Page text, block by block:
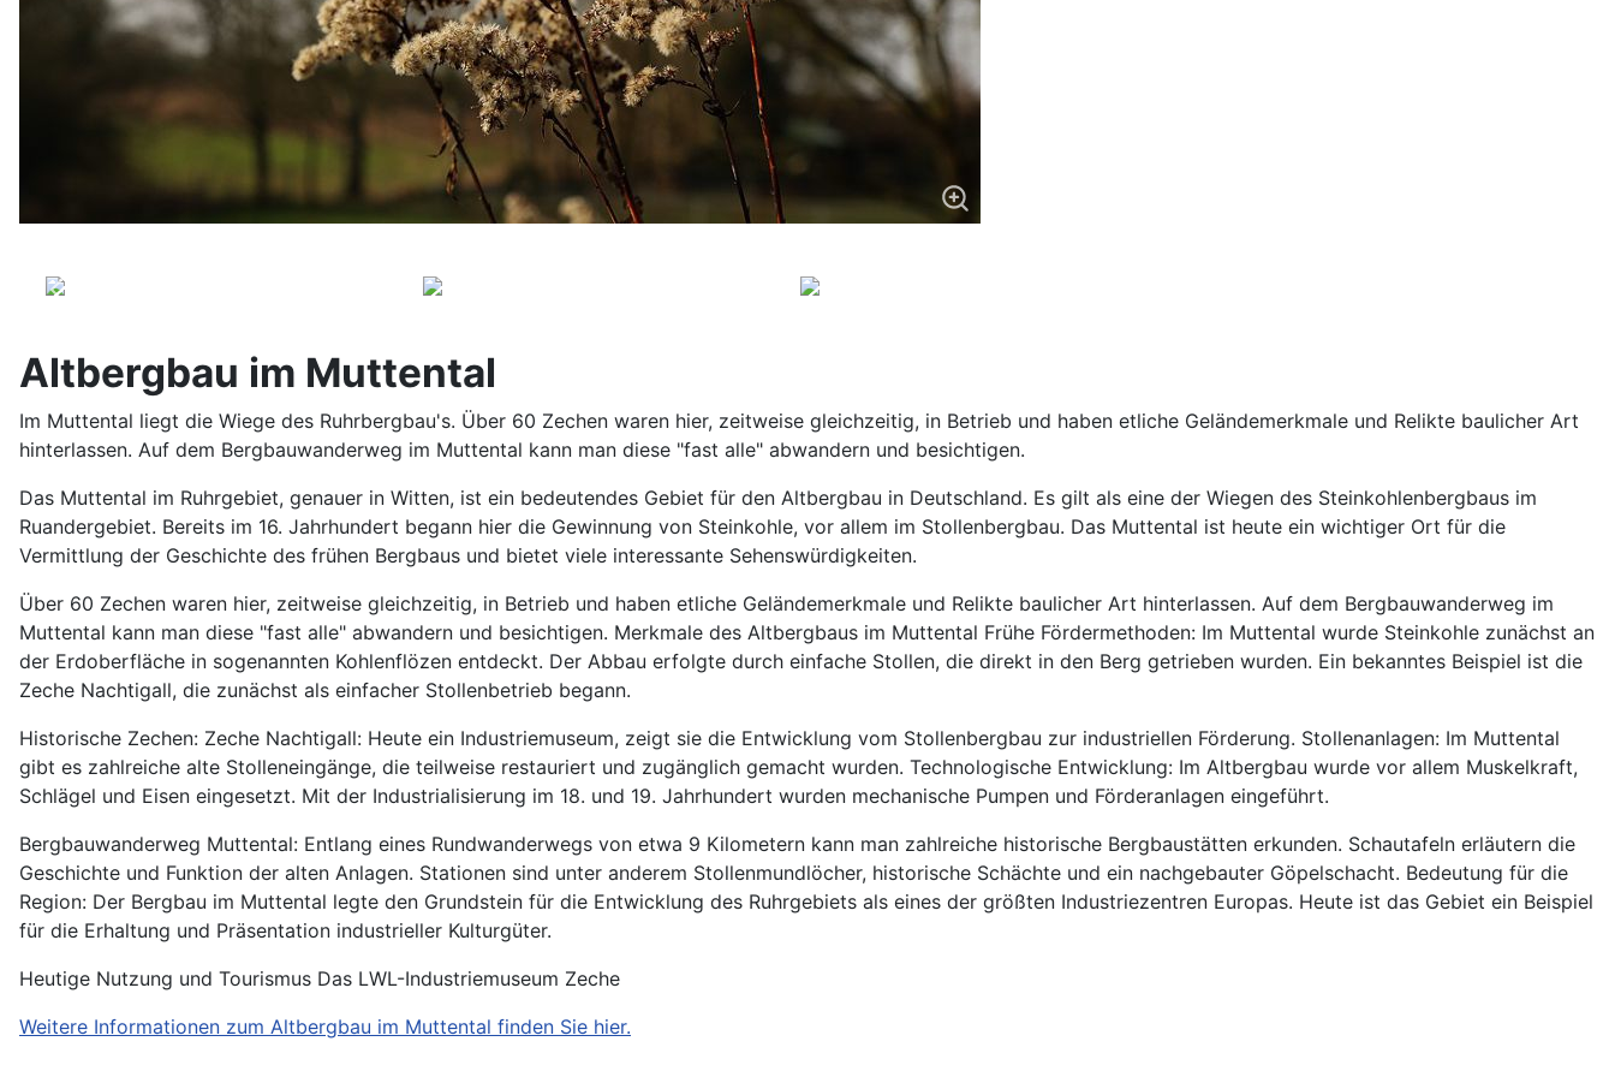
Altbergbau im Muttental
Im Muttental liegt die Wiege des Ruhrbergbau's. Über 60 Zechen waren hier, zeitweise gleichzeitig, in Betrieb und haben etliche Geländemerkmale und Relikte baulicher Art
hinterlassen. Auf dem Bergbauwanderweg im Muttental kann man diese "fast alle" abwandern und besichtigen.
Das Muttental im Ruhrgebiet, genauer in Witten, ist ein bedeutendes Gebiet für den Altbergbau in Deutschland. Es gilt als eine der Wiegen des Steinkohlenbergbaus im
Ruandergebiet. Bereits im 16. Jahrhundert begann hier die Gewinnung von Steinkohle, vor allem im Stollenbergbau. Das Muttental ist heute ein wichtiger Ort für die
Vermittlung der Geschichte des frühen Bergbaus und bietet viele interessante Sehenswürdigkeiten.
Über 60 Zechen waren hier, zeitweise gleichzeitig, in Betrieb und haben etliche Geländemerkmale und Relikte baulicher Art hinterlassen. Auf dem Bergbauwanderweg im
Muttental kann man diese "fast alle" abwandern und besichtigen. Merkmale des Altbergbaus im Muttental Frühe Fördermethoden: Im Muttental wurde Steinkohle zunächst an
der Erdoberfläche in sogenannten Kohlenflözen entdeckt. Der Abbau erfolgte durch einfache Stollen, die direkt in den Berg getrieben wurden. Ein bekanntes Beispiel ist die
Zeche Nachtigall, die zunächst als einfacher Stollenbetrieb begann.
Historische Zechen: Zeche Nachtigall: Heute ein Industriemuseum, zeigt sie die Entwicklung vom Stollenbergbau zur industriellen Förderung. Stollenanlagen: Im Muttental
gibt es zahlreiche alte Stolleneingänge, die teilweise restauriert und zugänglich gemacht wurden. Technologische Entwicklung: Im Altbergbau wurde vor allem Muskelkraft,
Schlägel und Eisen eingesetzt. Mit der Industrialisierung im 18. und 19. Jahrhundert wurden mechanische Pumpen und Förderanlagen eingeführt.
Bergbauwanderweg Muttental: Entlang eines Rundwanderwegs von etwa 9 Kilometern kann man zahlreiche historische Bergbaustätten erkunden. Schautafeln erläutern die
Geschichte und Funktion der alten Anlagen. Stationen sind unter anderem Stollenmundlöcher, historische Schächte und ein nachgebauter Göpelschacht. Bedeutung für die
Region: Der Bergbau im Muttental legte den Grundstein für die Entwicklung des Ruhrgebiets als eines der größten Industriezentren Europas. Heute ist das Gebiet ein Beispiel
für die Erhaltung und Präsentation industrieller Kulturgüter.
Heutige Nutzung und Tourismus Das LWL-Industriemuseum Zeche
Weitere Informationen zum Altbergbau im Muttental finden Sie hier.